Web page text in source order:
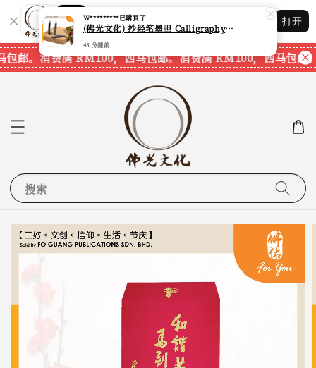
Shopping: 追踪您的订单
您信赖的商店
打开
邮。 消费满 RM100，西马包邮。消费满 RM100，西马包邮。
搜索
W*********已購買了
(佛光文化) 抄经笔墨胆 Calligraphy Writing Pen Refill Pack CPS40 现货速发
43 分鐘前